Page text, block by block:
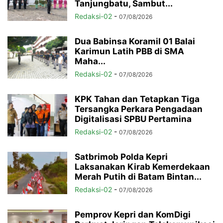
Tanjungbatu, Sambut...
Redaksi-02 - 07/08/2026
Dua Babinsa Koramil 01 Balai
Karimun Latih PBB di SMA
Maha...
Redaksi-02 - 07/08/2026
KPK Tahan dan Tetapkan Tiga
Tersangka Perkara Pengadaan
Digitalisasi SPBU Pertamina
Redaksi-02 - 07/08/2026
Satbrimob Polda Kepri
Laksanakan Kirab Kemerdekaan
Merah Putih di Batam Bintan...
Redaksi-02 - 07/08/2026
Pemprov Kepri dan KomDigi